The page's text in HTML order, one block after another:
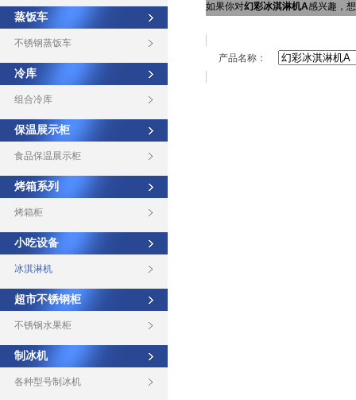
蒸饭车
不锈钢蒸饭车
冷库
组合冷库
保温展示柜
食品保温展示柜
烤箱系列
烤箱柜
小吃设备
冰淇淋机
超市不锈钢柜
不锈钢水果柜
制冰机
各种型号制冰机
如果你对幻彩冰淇淋机A感兴趣，
产品名称：